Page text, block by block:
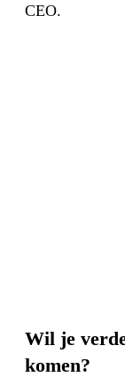
CEO.
Wil je
komen?